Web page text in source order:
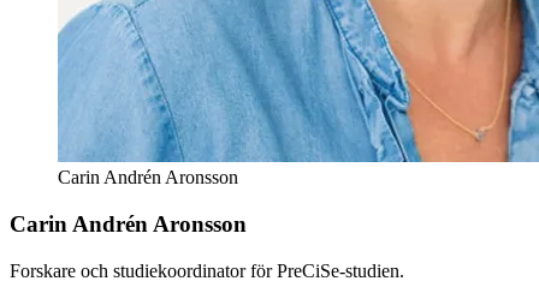
Carin Andrén Aronsson
Carin Andrén Aronsson
Forskare och studiekoordinator för PreCiSe-studien.